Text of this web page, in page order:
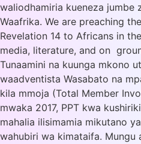
waliodhamiria kueneza jumbe
Waafrika. We are preaching
Revelation 14 to Africans in
media, literature, and on
Tunaamini na kuunga mkono
waadventista Wasabato na
kila mmoja (Total Member
mwaka 2017, PPT kwa
mahalia ilisimamia mikutano
wahubiri wa kimataifa. Mungu